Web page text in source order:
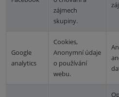
zájmech
skupiny.
Google
analytics
Cookies,
Anonymní údaje
o používání
webu.